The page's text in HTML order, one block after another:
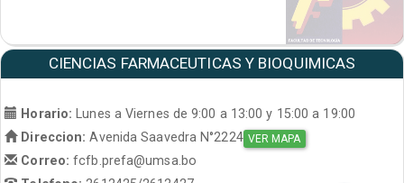
CIENCIAS FARMACEUTICAS Y BIOQUIMICAS
Horario: Lunes a Viernes de 9:00 a 13:00 y 15:00 a 19:00
Direccion: Avenida Saavedra N°2224 VER MAPA
Correo:fcfb.prefa@umsa.bo